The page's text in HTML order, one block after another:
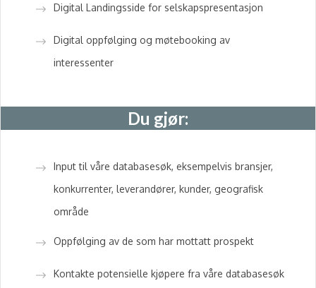
Digital Landingsside for selskapspresentasjon
Digital oppfølging og møtebooking av
interessenter
Du gjør:
Input til våre databasesøk, eksempelvis bransjer,
konkurrenter, leverandører, kunder, geografisk
område
Oppfølging av de som har mottatt prospekt
Kontakte potensielle kjøpere fra våre databasesøk